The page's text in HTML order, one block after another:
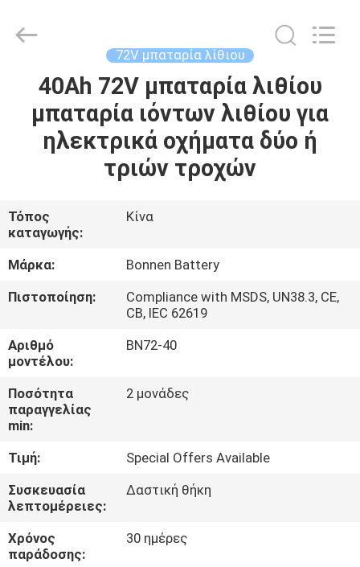
ΑΡΧΙΚΉ
ΣΕΛΊΔΑ
ΠΡΟΪΌΝΤΑ
ΣΧΕΤΙΚΆ
ΜΕ
ΕΜΆΣ
ΕΡΓΟΣΤΑΣΊΩΝ
ΠΟΙΟΤΙΚΌΣ
ΈΛΕΓΧΟΣ
ΕΠΑΦΉ
ΝΈΑ
Technology
72V μπαταρία λίθιου
40Ah 72V μπαταρία λιθίου
μπαταρία ιόντων λιθίου για
ηλεκτρικά οχήματα δύο ή
τριών τροχών
Τόπος
καταγωγής:
Κίνα
Μάρκα:
Bonnen Battery
Πιστοποίηση:
Compliance with MSDS, UN38.3, CE,
CB, IEC 62619
Αριθμό
μοντέλου:
BN72-40
Ποσότητα
παραγγελίας
min:
2 μονάδες
Τιμή:
Special Offers Available
Συσκευασία
λεπτομέρειες:
Δαστική θήκη
Χρόνος
παράδοσης:
30 ημέρες